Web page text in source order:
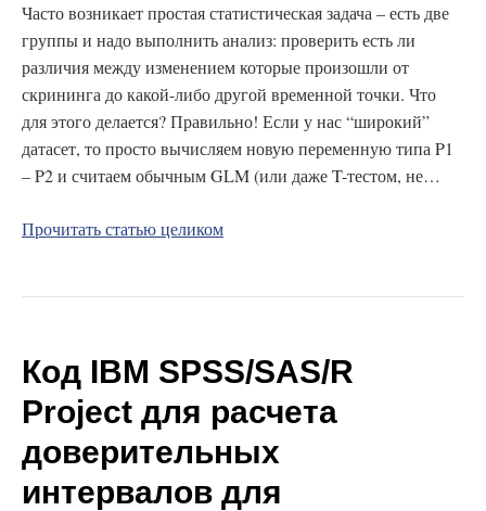
Часто возникает простая статистическая задача – есть две
группы и надо выполнить анализ: проверить есть ли
различия между изменением которые произошли от
скрининга до какой-либо другой временной точки. Что
для этого делается? Правильно! Если у нас “широкий”
датасет, то просто вычисляем новую переменную типа P1
– P2 и считаем обычным GLM (или даже T-тестом, не…
Прочитать статью целиком
Код IBM SPSS/SAS/R
Project для расчета
доверительных
интервалов для